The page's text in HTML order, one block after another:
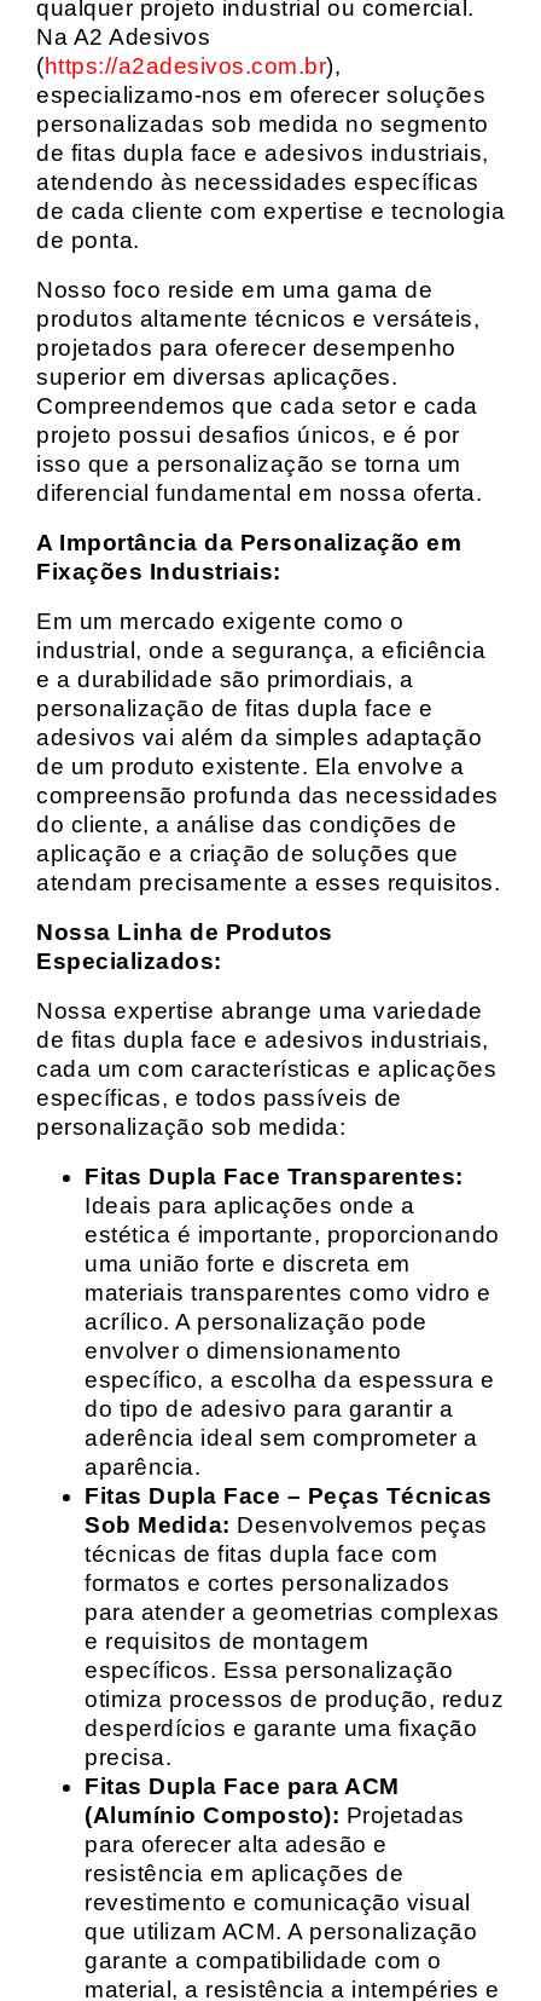
qualquer projeto industrial ou comercial.
Na A2 Adesivos
(https://a2adesivos.com.br),
especializamo-nos em oferecer soluções
personalizadas sob medida no segmento
de fitas dupla face e adesivos industriais,
atendendo às necessidades específicas
de cada cliente com expertise e tecnologia
de ponta.
Nosso foco reside em uma gama de
produtos altamente técnicos e versáteis,
projetados para oferecer desempenho
superior em diversas aplicações.
Compreendemos que cada setor e cada
projeto possui desafios únicos, e é por
isso que a personalização se torna um
diferencial fundamental em nossa oferta.
A Importância da Personalização em
Fixações Industriais:
Em um mercado exigente como o
industrial, onde a segurança, a eficiência
e a durabilidade são primordiais, a
personalização de fitas dupla face e
adesivos vai além da simples adaptação
de um produto existente. Ela envolve a
compreensão profunda das necessidades
do cliente, a análise das condições de
aplicação e a criação de soluções que
atendam precisamente a esses requisitos.
Nossa Linha de Produtos
Especializados:
Nossa expertise abrange uma variedade
de fitas dupla face e adesivos industriais,
cada um com características e aplicações
específicas, e todos passíveis de
personalização sob medida:
Fitas Dupla Face Transparentes:
Ideais para aplicações onde a
estética é importante, proporcionando
uma união forte e discreta em
materiais transparentes como vidro e
acrílico. A personalização pode
envolver o dimensionamento
específico, a escolha da espessura e
do tipo de adesivo para garantir a
aderência ideal sem comprometer a
aparência.
Fitas Dupla Face – Peças Técnicas
Sob Medida: Desenvolvemos peças
técnicas de fitas dupla face com
formatos e cortes personalizados
para atender a geometrias complexas
e requisitos de montagem
específicos. Essa personalização
otimiza processos de produção, reduz
desperdícios e garante uma fixação
precisa.
Fitas Dupla Face para ACM
(Alumínio Composto): Projetadas
para oferecer alta adesão e
resistência em aplicações de
revestimento e comunicação visual
que utilizam ACM. A personalização
garante a compatibilidade com o
material, a resistência a intempéries e